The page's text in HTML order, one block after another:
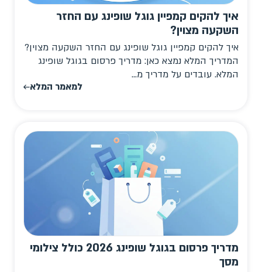
איך להקים קמפיין גוגל שופינג עם החזר
השקעה מצוין?
איך להקים קמפיין גוגל שופינג עם החזר השקעה מצוין?
המדריך המלא נמצא כאן: מדריך פרסום בגוגל שופינג
המלא. עובדים על מדריך מ...
למאמר המלא
מדריך פרסום בגוגל שופינג 2026 כולל צילומי
מסך